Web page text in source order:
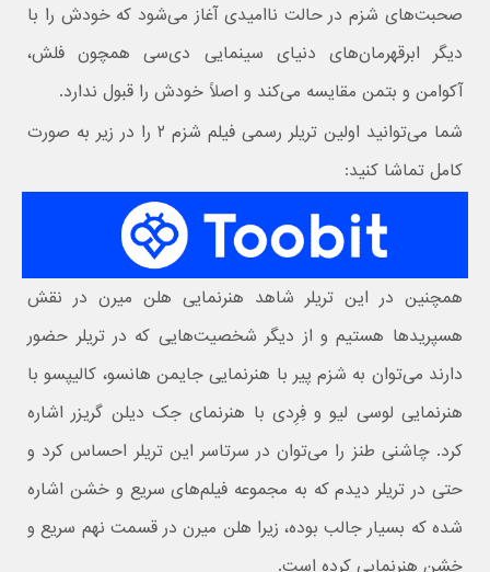
صحبت‌های شزم در حالت ناامیدی آغاز می‌شود که خودش را با
دیگر ابرقهرمان‌های دنیای سینمایی دی‌سی همچون فلش،
آکوامن و بتمن مقایسه می‌کند و اصلاً خودش را قبول ندارد.
شما می‌توانید اولین تریلر رسمی فیلم شزم ۲ را در زیر به صورت
کامل تماشا کنید:
همچنین در این تریلر شاهد هنرنمایی هلن میرن در نقش
هسپریدها هستیم و از دیگر شخصیت‌هایی که در تریلر حضور
دارند می‌توان به شزم پیر با هنرنمایی جایمن هانسو، کالیپسو با
هنرنمایی لوسی لیو و فِرِدی با هنرنمای جک دیلن گریزر اشاره
کرد. چاشنی طنز را می‌توان در سرتاسر این تریلر احساس کرد و
حتی در تریلر دیدم که به مجموعه فیلم‌های سریع و خشن اشاره
شده که بسیار جالب بوده، زیرا هلن میرن در قسمت نهم سریع و
خشن هنرنمایی کرده است.